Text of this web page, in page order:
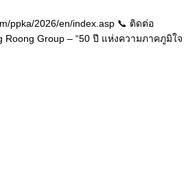
ppka/2026/en/index.asp 📞 ติดต่อ
Roong Group – “50 ปี แห่งความภาคภูมิใจ